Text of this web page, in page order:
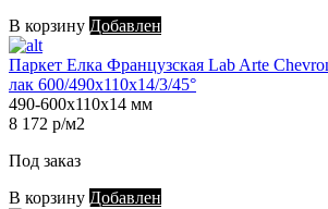
В корзину Добавлен
Паркет Елка Французская Lab Arte
лак 600/490х110х14/3/45°
490-600х110х14 мм
8 172 р/м2
Под заказ
В корзину Добавлен